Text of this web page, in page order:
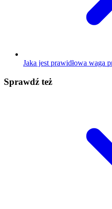
Jaka jest prawidłowa waga
Sprawdź też